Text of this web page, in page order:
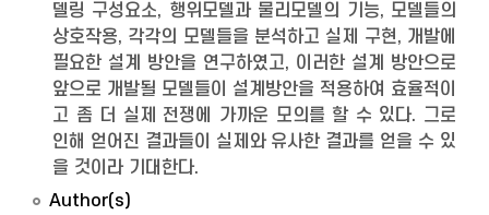
델링 구성요소, 행위모델과 물리모델의 기능, 모델들의
상호작용, 각각의 모델들을 분석하고 실제 구현, 개발에
필요한 설계 방안을 연구하였고, 이러한 설계 방안으로
앞으로 개발될 모델들이 설계방안을 적용하여 효율적이
고 좀 더 실제 전쟁에 가까운 모의를 할 수 있다. 그로
인해 얻어진 결과들이 실제와 유사한 결과를 얻을 수 있
을 것이라 기대한다.
Author(s)